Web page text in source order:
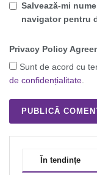
Salvează-mi
navigator pentru
Privacy Policy
Sunt de acord cu
de confidențialitate.
În tendințe